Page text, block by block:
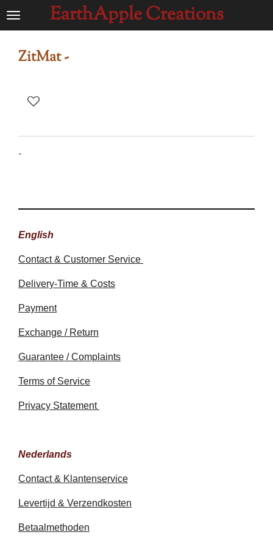
Ga
EarthApple Creations
ZitMat -
-
English
Contact & Customer Service
Delivery-Time & Costs
Payment
Exchange / Return
Guarantee / Complaints
Terms of Service
Privacy Statement
Nederlands
Contact & Klantenservice
Levertijd & Verzendkosten
Betaalmethoden